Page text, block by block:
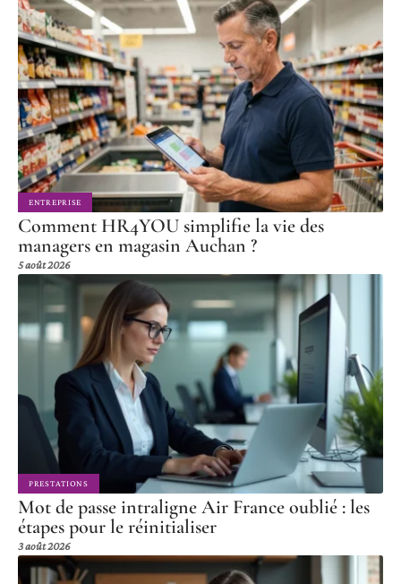
ENTREPRISE
Comment HR4YOU simplifie la vie des
managers en magasin Auchan ?
5 août 2026
PRESTATIONS
Mot de passe intraligne Air France oublié : les
étapes pour le réinitialiser
3 août 2026